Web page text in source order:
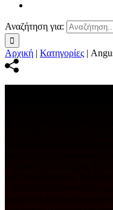
Αναζήτηση για:
Αρχική | Κατηγορίες |